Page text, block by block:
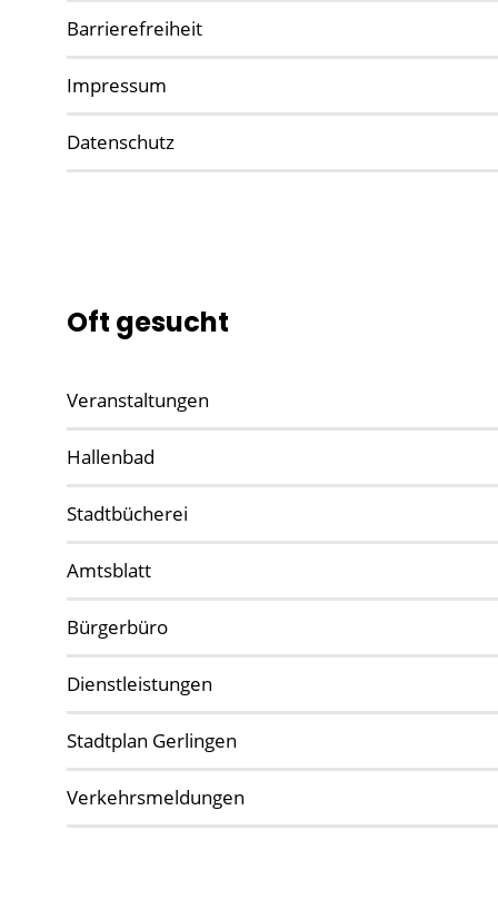
Barrierefreiheit
Impressum
Datenschutz
Oft gesucht
Veranstaltungen
Hallenbad
Stadtbücherei
Amtsblatt
Bürgerbüro
Dienstleistungen
Stadtplan Gerlingen
Verkehrsmeldungen